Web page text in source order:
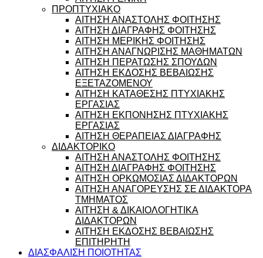
ΠΡΟΠΤΥΧΙΑΚΟ
ΑΙΤΗΣΗ ΑΝΑΣΤΟΛΗΣ ΦΟΙΤΗΣΗΣ
ΑΙΤΗΣΗ ΔΙΑΓΡΑΦΗΣ ΦΟΙΤΗΣΗΣ
ΑΙΤΗΣΗ ΜΕΡΙΚΗΣ ΦΟΙΤΗΣΗΣ
ΑΙΤΗΣΗ ΑΝΑΓΝΩΡΙΣΗΣ ΜΑΘΗΜΑΤΩΝ
ΑΙΤΗΣΗ ΠΕΡΑΤΩΣΗΣ ΣΠΟΥΔΩΝ
ΑΙΤΗΣΗ ΕΚΔΟΣΗΣ ΒΕΒΑΙΩΣΗΣ
ΕΞΕΤΑΖΟΜΕΝΟΥ
ΑΙΤΗΣΗ ΚΑΤΑΘΕΣΗΣ ΠΤΥΧΙΑΚΗΣ
ΕΡΓΑΣΙΑΣ
ΑΙΤΗΣΗ ΕΚΠΟΝΗΣΗΣ ΠΤΥΧΙΑΚΗΣ
ΕΡΓΑΣΙΑΣ
ΑΙΤΗΣΗ ΘΕΡΑΠΕΙΑΣ ΔΙΑΓΡΑΦΗΣ
ΔΙΔΑΚΤΟΡΙΚΟ
ΑΙΤΗΣΗ ΑΝΑΣΤΟΛΗΣ ΦΟΙΤΗΣΗΣ
ΑΙΤΗΣΗ ΔΙΑΓΡΑΦΗΣ ΦΟΙΤΗΣΗΣ
ΑΙΤΗΣΗ ΟΡΚΩΜΟΣΙΑΣ ΔΙΔΑΚΤΟΡΩΝ
ΑΙΤΗΣΗ ΑΝΑΓΟΡΕΥΣΗΣ ΣΕ ΔΙΔΑΚΤΟΡΑ
ΤΜΗΜΑΤΟΣ
ΑΙΤΗΣΗ & ΔΙΚΑΙΟΛΟΓΗΤΙΚΑ
ΔΙΔΑΚΤΟΡΩΝ
ΑΙΤΗΣΗ ΕΚΔΟΣΗΣ ΒΕΒΑΙΩΣΗΣ
ΕΠΙΤΗΡΗΤΗ
ΔΙΑΣΦΑΛΙΣΗ ΠΟΙΟΤΗΤΑΣ